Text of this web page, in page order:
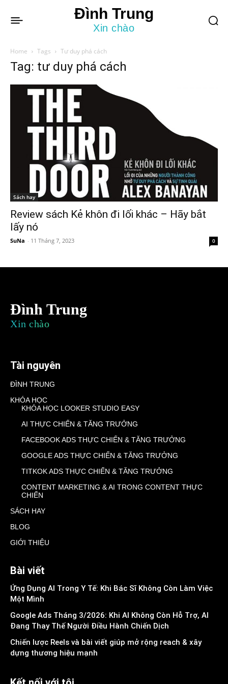
Đình Trung
Xin chào
Home Tags Tư duy phá cách
Tag: tư duy phá cách
Sách hay
Review sách Kẻ khôn đi lối khác – Hãy bắt
lấy nó
SuNa - 11 Tháng 7, 2023 0
Đình Trung
Xin chào
Tài nguyên
ĐÌNH TRUNG
KHÓA HỌC
KHÓA HỌC LOOKER STUDIO EASY
AI THỰC CHIẾN & TĂNG TRƯỞNG
FACEBOOK ADS THỰC CHIẾN & TĂNG TRƯỞNG
GOOGLE ADS THỰC CHIẾN & TĂNG TRƯỞNG
TITKOK ADS THỰC CHIẾN & TĂNG TRƯỞNG
CONTENT MARKETING & AI TRONG CONTENT THỰC
CHIẾN
SÁCH HAY
BLOG
GIỚI THIỆU
Bài viết
Ứng Dụng AI Trong Y Tế: Khi Bác Sĩ Không Còn Làm Việc
Một Mình
Google Ads Tháng 3/2026: Khi AI Không Còn Hỗ Trợ, AI
Đang Thay Thế Người Điều Hành Chiến Dịch
Chiến lược Reels và bài viết giúp mở rộng reach & xây
dựng thương hiệu mạnh